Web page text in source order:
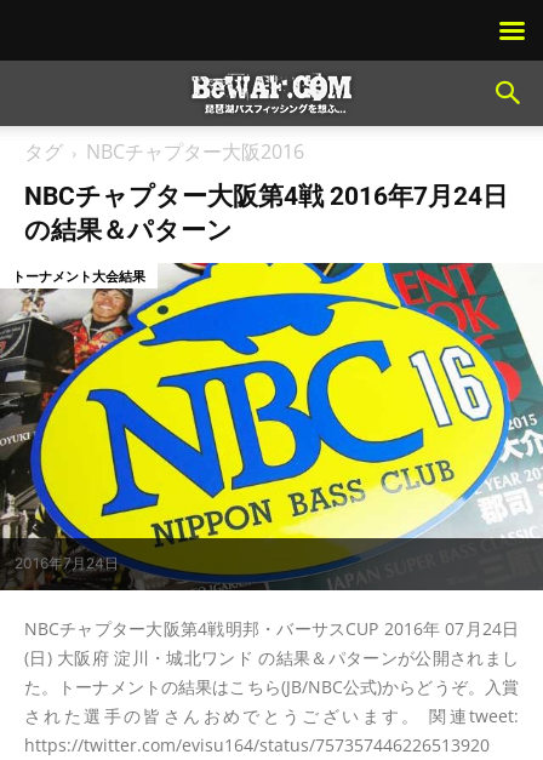
タグ NBCチャプター大阪2016
NBCチャプター大阪第4戦 2016年7月24日
の結果＆パターン
2016年7月24日
トーナメント大会結果
NBCチャプター大阪第4戦明邦・バーサスCUP 2016年 07月24日
(日) 大阪府 淀川・城北ワンド の結果＆パターンが公開されまし
た。トーナメントの結果はこちら(JB/NBC公式)からどうぞ。入賞
された選手の皆さんおめでとうございます。 関連tweet:
https://twitter.com/evisu164/status/757357446226513920